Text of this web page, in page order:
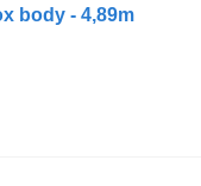
body - 4,89m